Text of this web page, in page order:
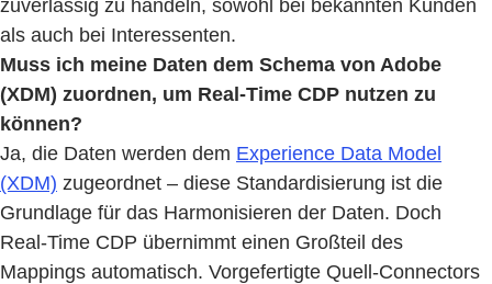
zuverlässig zu handeln, sowohl bei bekannten Kunden
als auch bei Interessenten.
Muss ich meine Daten dem Schema von Adobe
(XDM) zuordnen, um Real-Time CDP nutzen zu
können?
Ja, die Daten werden dem Experience Data Model
(XDM) zugeordnet – diese Standardisierung ist die
Grundlage für das Harmonisieren der Daten. Doch
Real-Time CDP übernimmt einen Großteil des
Mappings automatisch. Vorgefertigte Quell-Connectors